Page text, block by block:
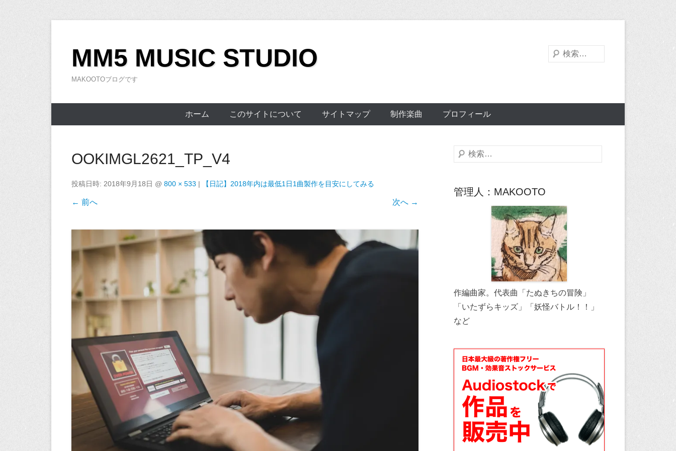
キ
MM5 MUSIC STUDIO
MAKOOTOブログです
検
索
ホーム このサイトについて サイトマップ 制作楽曲 プロフィール
OOKIMGL2621_TP_V4
投稿日時: 2018年9月18日 @ 800 × 533 | 【日記】2018年内は最低1日1曲製作を目安にしてみる
← 前へ 次へ →
検
管理人：MAKOOTO
作編曲家。代表曲「たぬきちの冒険」
「いたずらキッズ」「妖怪バトル！！」
など